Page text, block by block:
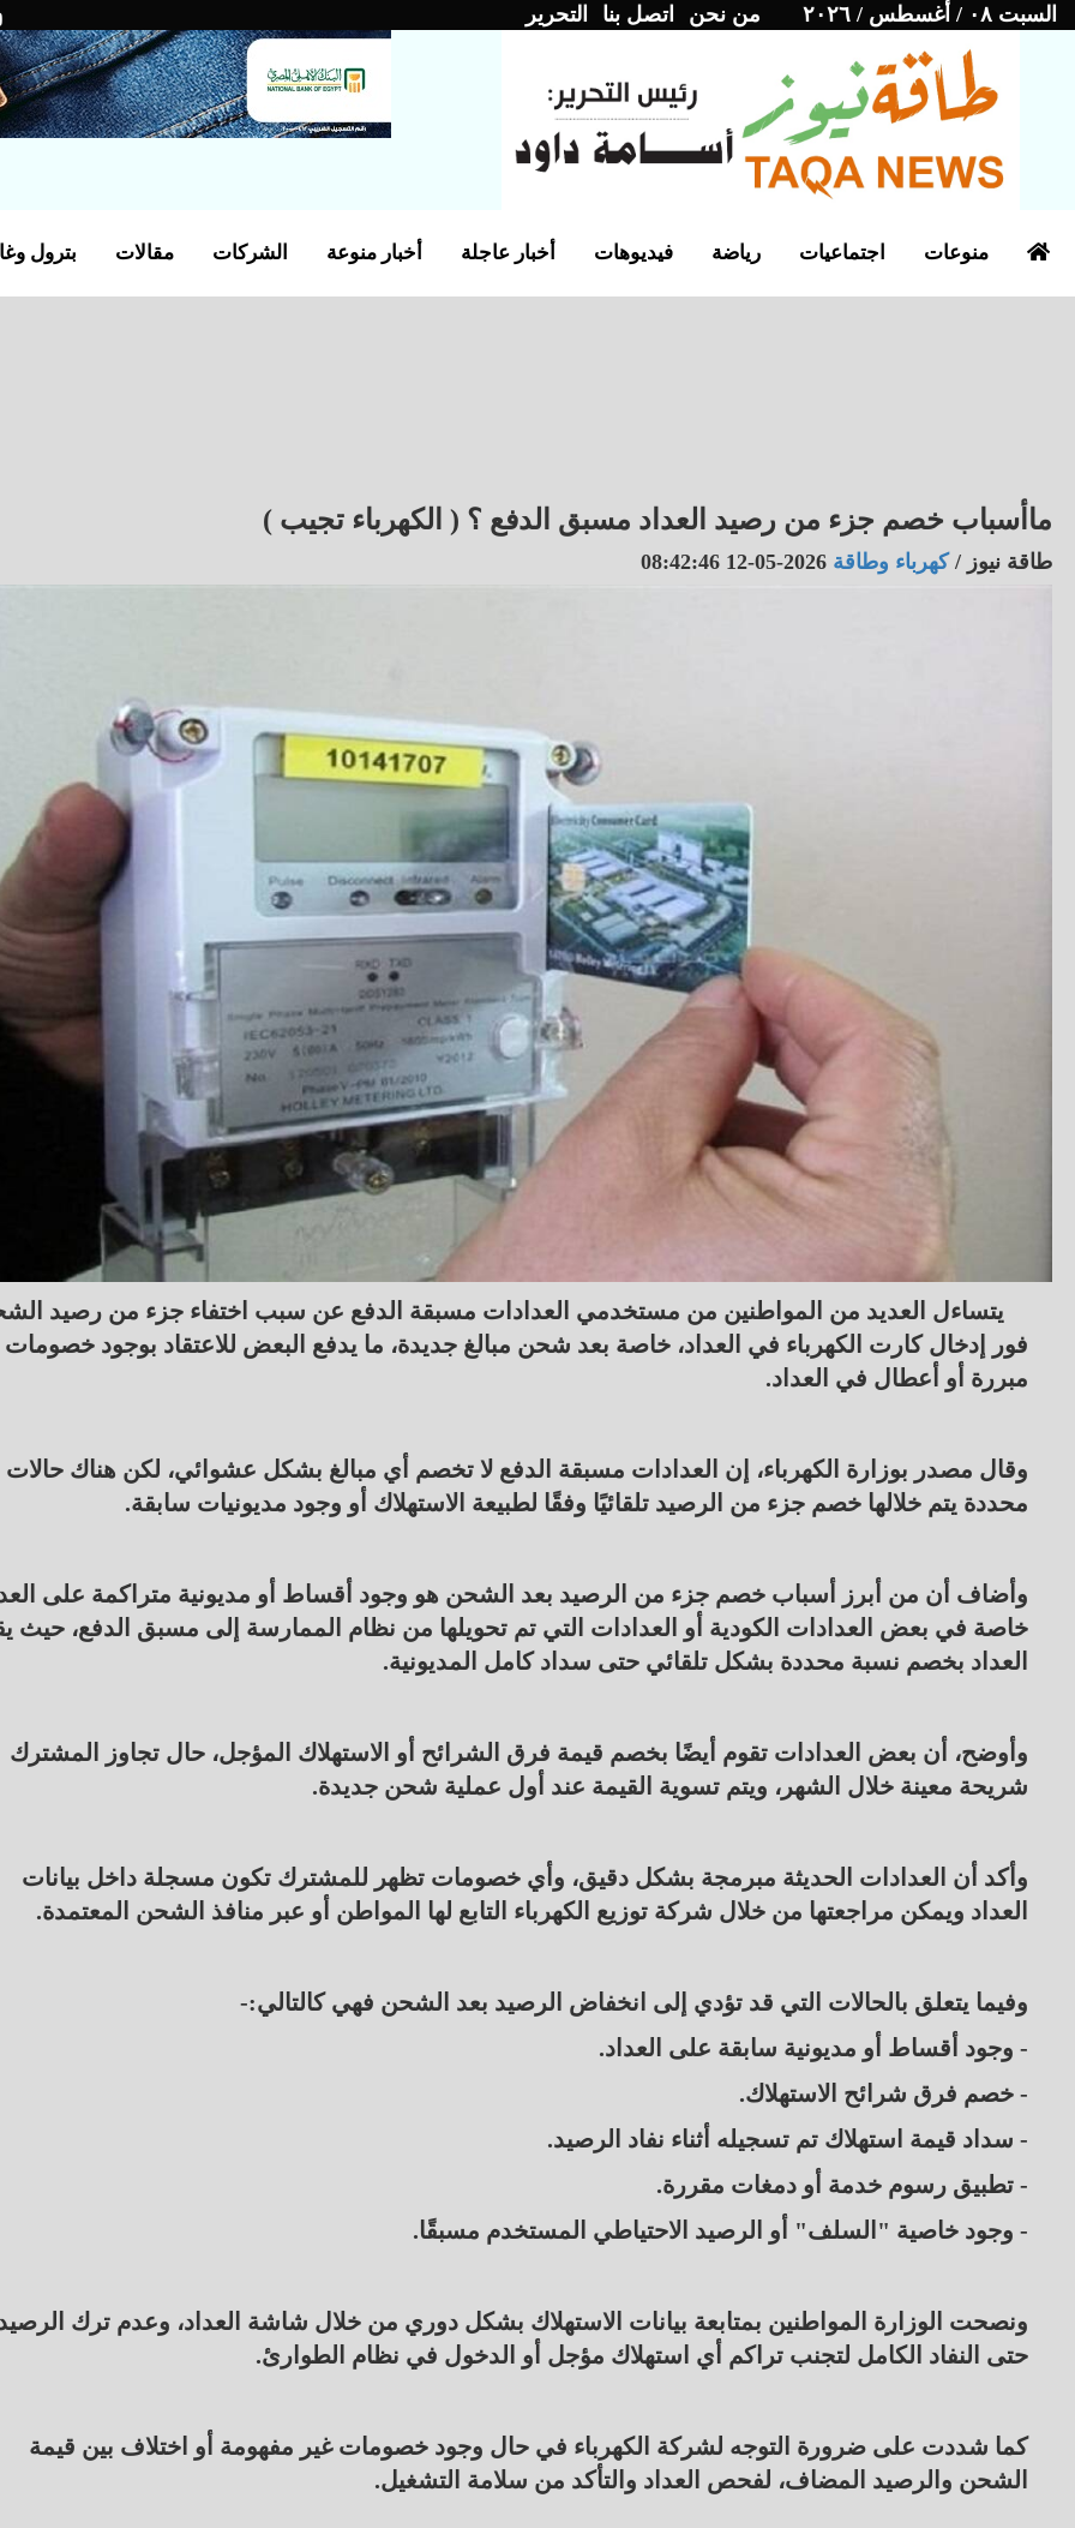
السبت ٠٨ / أغسطس / ٢٠٢٦ من نحن اتصل بنا التحرير
بترول مقالات الشركات أخبار منوعة أخبار عاجلة فيديوهات رياضة اجتماعيات منوعات
ماأسباب خصم جزء من رصيد العداد مسبق الدفع ؟ ( الكهرباء تجيب )
طاقة نيوز /كهرباء وطاقة2026-05-12 08:42:46
يتساءل العديد من المواطنين من مستخدمي العدادات مسبقة الدفع عن سبب اختفاء جزء من رصيد
فور إدخال كارت الكهرباء في العداد، خاصة بعد شحن مبالغ جديدة، ما يدفع البعض للاعتقاد بوجود خصومات
مبررة أو أعطال في العداد.
وقال مصدر بوزارة الكهرباء، إن العدادات مسبقة الدفع لا تخصم أي مبالغ بشكل عشوائي، لكن هناك حالات
محددة يتم خلالها خصم جزء من الرصيد تلقائيًا وفقًا لطبيعة الاستهلاك أو وجود مديونيات سابقة.
وأضاف أن من أبرز أسباب خصم جزء من الرصيد بعد الشحن هو وجود أقساط أو مديونية متراكمة على
خاصة في بعض العدادات الكودية أو العدادات التي تم تحويلها من نظام الممارسة إلى مسبق الدفع، حيث
العداد بخصم نسبة محددة بشكل تلقائي حتى سداد كامل المديونية.
وأوضح، أن بعض العدادات تقوم أيضًا بخصم قيمة فرق الشرائح أو الاستهلاك المؤجل، حال تجاوز المشترك
شريحة معينة خلال الشهر، ويتم تسوية القيمة عند أول عملية شحن جديدة.
وأكد أن العدادات الحديثة مبرمجة بشكل دقيق، وأي خصومات تظهر للمشترك تكون مسجلة داخل بيانات
العداد ويمكن مراجعتها من خلال شركة توزيع الكهرباء التابع لها المواطن أو عبر منافذ الشحن المعتمدة.
وفيما يتعلق بالحالات التي قد تؤدي إلى انخفاض الرصيد بعد الشحن فهي كالتالي:-
- وجود أقساط أو مديونية سابقة على العداد.
- خصم فرق شرائح الاستهلاك.
- سداد قيمة استهلاك تم تسجيله أثناء نفاد الرصيد.
- تطبيق رسوم خدمة أو دمغات مقررة.
- وجود خاصية "السلف" أو الرصيد الاحتياطي المستخدم مسبقًا.
ونصحت الوزارة المواطنين بمتابعة بيانات الاستهلاك بشكل دوري من خلال شاشة العداد، وعدم ترك
حتى النفاد الكامل لتجنب تراكم أي استهلاك مؤجل أو الدخول في نظام الطوارئ.
كما شددت على ضرورة التوجه لشركة الكهرباء في حال وجود خصومات غير مفهومة أو اختلاف بين قيمة
الشحن والرصيد المضاف، لفحص العداد والتأكد من سلامة التشغيل.